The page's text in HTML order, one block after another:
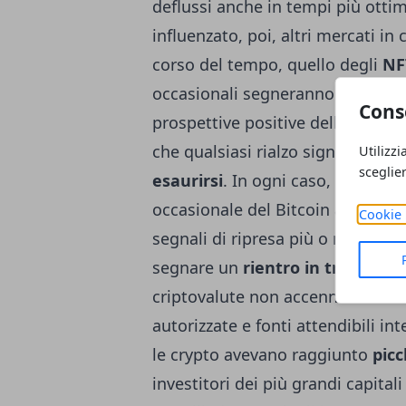
Cookie
deflussi anche in tempi più
influenzato, poi, altri mercati in
corso del tempo, quello degli
occasionali segneranno mai un
prospettive positive delle
che qualsiasi rialzo
esaurirsi. In ogni caso, gli enti
occasionale del Bitcoin
segnali di ripresa più o meno
segnare un rientro in trend
.
criptovalute non accenna a
autorizzate e fonti attendibili
le crypto avevano raggiunto
investitori dei più grandi capitali